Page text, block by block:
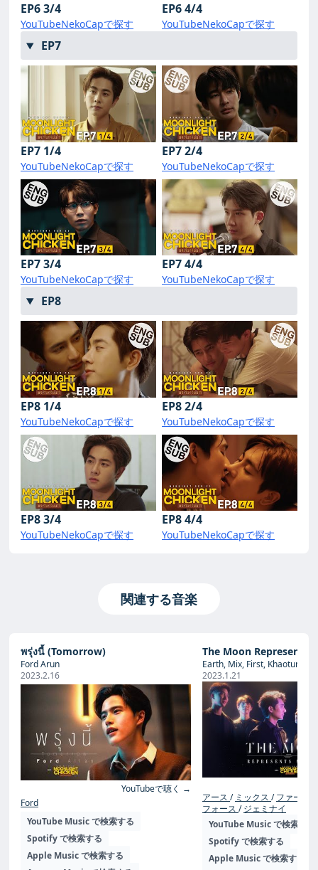
EP6 3/4
YouTubeNekoCapで探す
EP6 4/4
YouTubeNekoCapで探す
EP7
EP7 1/4
YouTubeNekoCapで探す
EP7 2/4
YouTubeNekoCapで探す
EP7 3/4
YouTubeNekoCapで探す
EP7 4/4
YouTubeNekoCapで探す
EP8
EP8 1/4
YouTubeNekoCapで探す
EP8 2/4
YouTubeNekoCapで探す
EP8 3/4
YouTubeNekoCapで探す
EP8 4/4
YouTubeNekoCapで探す
関連する音楽
พรุ่งนี้ (Tomorrow)
Ford Arun
2023.2.16
YouTubeで聴く →
Ford
YouTube Music で検索する
Spotify で検索する
Apple Music で検索する
The Moon Represents
Earth, Mix, First, Khaotung,
2023.1.21
アース
ミックス
ファース
フォース
ジェミナイ
YouTube Music で検索する
Spotify で検索する
Apple Music で検索する